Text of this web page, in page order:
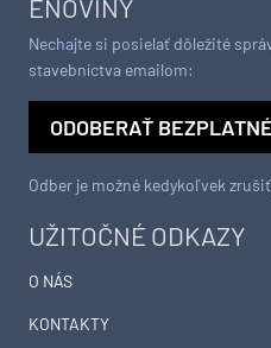
UŽITOČNÉ ODKAZY
O NÁS
KONTAKTY
ENOVINY
Nechajte si posielať dôležité
stavebníctva emailom:
ODOBERAŤ
Odber je možné kedykoľvek